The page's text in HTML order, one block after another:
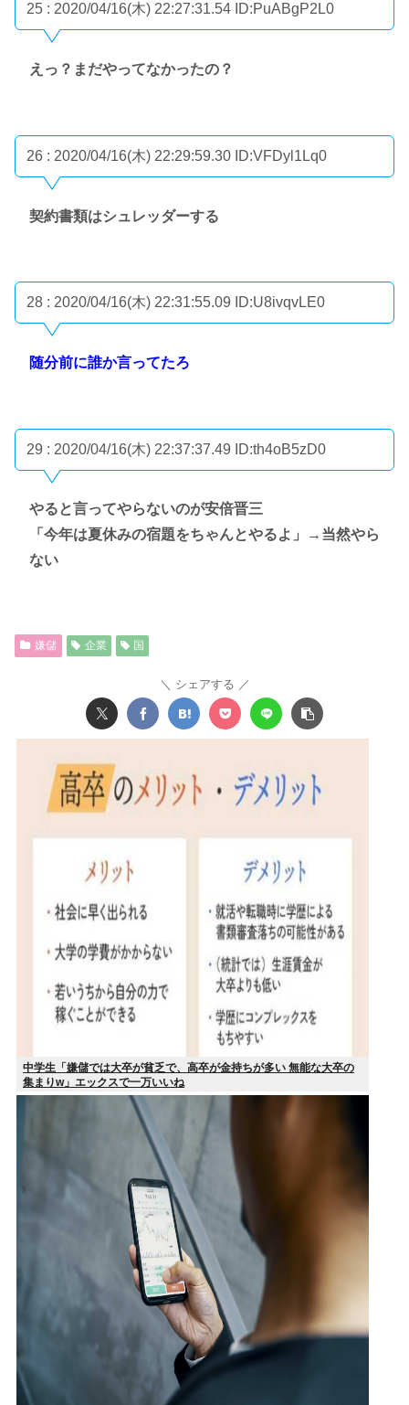
25 : 2020/04/16(木) 22:27:31.54 ID:PuABgP2L0
えっ？まだやってなかったの？
26 : 2020/04/16(木) 22:29:59.30 ID:VFDyl1Lq0
契約書類はシュレッダーする
28 : 2020/04/16(木) 22:31:55.09 ID:U8ivqvLE0
随分前に誰か言ってたろ
29 : 2020/04/16(木) 22:37:37.49 ID:th4oB5zD0
やると言ってやらないのが安倍晋三
「今年は夏休みの宿題をちゃんとやるよ」→当然やら
ない
嫌儲 企業 国
シェアする
中学生「嫌儲では大卒が貧乏で、高卒が金持ちが多い 無能な大卒の
集まりw」エックスで一万いいね